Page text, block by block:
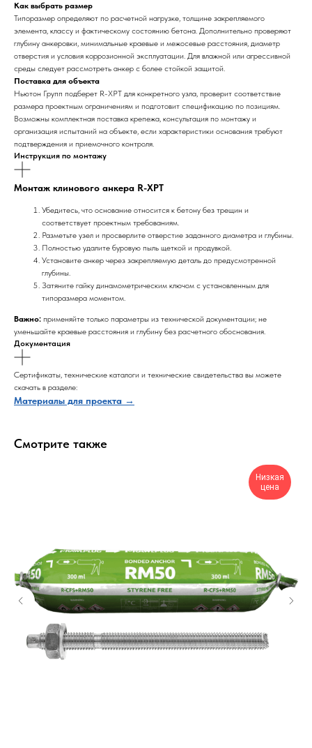
Как выбрать размер
Типоразмер определяют по расчетной нагрузке, толщине закрепляемого
элемента, классу и фактическому состоянию бетона. Дополнительно проверяют
глубину анкеровки, минимальные краевые и межосевые расстояния, диаметр
отверстия и условия коррозионной эксплуатации. Для влажной или агрессивной
среды следует рассмотреть анкер с более стойкой защитой.
Поставка для объекта
Ньютон Групп подберет R-XPT для конкретного узла, проверит соответствие
размера проектным ограничениям и подготовит спецификацию по позициям.
Возможны комплектная поставка крепежа, консультация по монтажу и
организация испытаний на объекте, если характеристики основания требуют
подтверждения и приемочного контроля.
Инструкция по монтажу
Монтаж клинового анкера R-XPT
Убедитесь, что основание относится к бетону без трещин и
соответствует проектным требованиям.
Разметьте узел и просверлите отверстие заданного диаметра и глубины.
Полностью удалите буровую пыль щеткой и продувкой.
Установите анкер через закрепляемую деталь до предусмотренной
глубины.
Затяните гайку динамометрическим ключом с установленным для
типоразмера моментом.
Важно: применяйте только параметры из технической документации; не
уменьшайте краевые расстояния и глубину без расчетного обоснования.
Документация
Сертификаты, технические каталоги и технические свидетельства вы можете
скачать в разделе:
Материалы для проекта →
Смотрите также
Низкая
цена